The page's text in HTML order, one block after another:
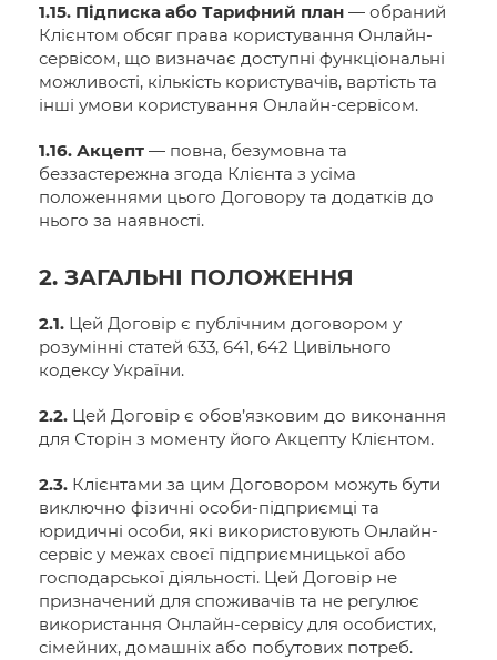
1.15. Підписка або Тарифний план — обраний
Клієнтом обсяг права користування Онлайн-
сервісом, що визначає доступні функціональні
можливості, кількість користувачів, вартість та
інші умови користування Онлайн-сервісом.
1.16. Акцепт — повна, безумовна та
беззастережна згода Клієнта з усіма
положеннями цього Договору та додатків до
нього за наявності.
2. ЗАГАЛЬНІ ПОЛОЖЕННЯ
2.1. Цей Договір є публічним договором у
розумінні статей 633, 641, 642 Цивільного
кодексу України.
2.2. Цей Договір є обов’язковим до виконання
для Сторін з моменту його Акцепту Клієнтом.
2.3. Клієнтами за цим Договором можуть бути
виключно фізичні особи-підприємці та
юридичні особи, які використовують Онлайн-
сервіс у межах своєї підприємницької або
господарської діяльності. Цей Договір не
призначений для споживачів та не регулює
використання Онлайн-сервісу для особистих,
сімейних, домашніх або побутових потреб.